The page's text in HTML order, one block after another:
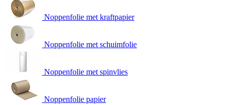
Noppenfolie met kraftpapier
Noppenfolie met schuimfolie
Noppenfolie met spinvlies
Noppenfolie papier